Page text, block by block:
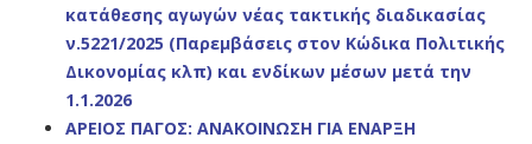
κατάθεσης αγωγών νέας τακτικής διαδικασίας
ν.5221/2025 (Παρεμβάσεις στον Κώδικα Πολιτικής
Δικονομίας κλπ) και ενδίκων μέσων μετά την
1.1.2026
ΑΡΕΙΟΣ ΠΑΓΟΣ: ΑΝΑΚΟΙΝΩΣΗ ΓΙΑ ΕΝΑΡΞΗ